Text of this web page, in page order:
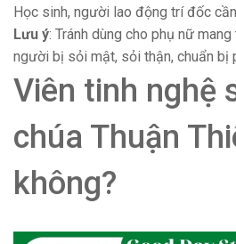
Học sinh, người lao động trí đốc
Lưu ý: Tránh dùng cho phụ nữ
người bị sỏi mật, sỏi thận, chuẩn bị
Viên tinh nghệ
chúa Thuận
không?